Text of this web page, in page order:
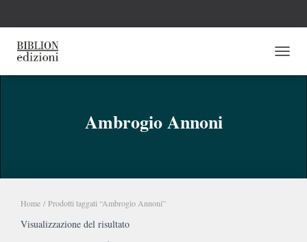
Ambrogio Annoni
Home / Prodotti taggati “Ambrogio Annoni”
Visualizzazione del risultato